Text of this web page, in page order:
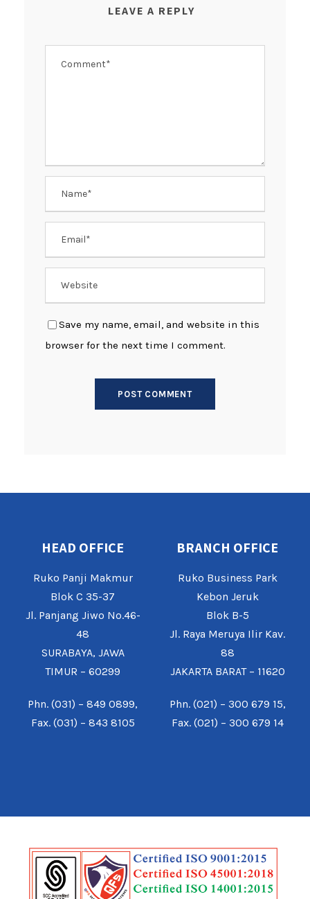
LEAVE A REPLY
Save my name, email, and website in this
browser for the next time I comment.
HEAD OFFICE
Ruko Panji Makmur
Blok C 35-37
Jl. Panjang Jiwo No.46-
48
SURABAYA, JAWA
TIMUR – 60299
Phn. (031) – 849 0899,
Fax. (031) – 843 8105
BRANCH OFFICE
Ruko Business Park
Kebon Jeruk
Blok B-5
Jl. Raya Meruya Ilir Kav.
88
JAKARTA BARAT – 11620
Phn. (021) – 300 679 15,
Fax. (021) – 300 679 14